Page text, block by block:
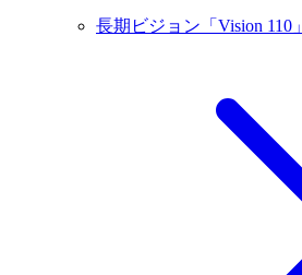
長期ビジョン「Vision 110」